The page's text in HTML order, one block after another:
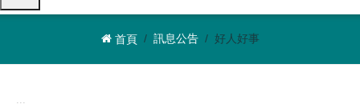
首頁 訊息公告 好人好事